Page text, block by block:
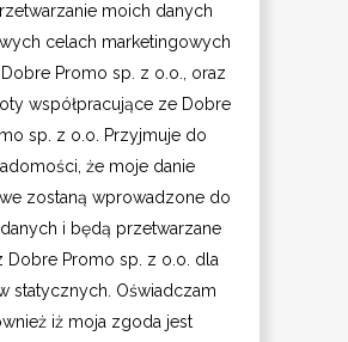
moich danych
celach marketingowych
Promo sp. z o.o., oraz
współpracujące ze Dobre
sp. z o.o. Przyjmuje do
że moje danie
zostaną wprowadzone do
i będą przetwarzane
Dobre Promo sp. z o.o. dla
statycznych. Oświadczam
iż moja zgoda jest